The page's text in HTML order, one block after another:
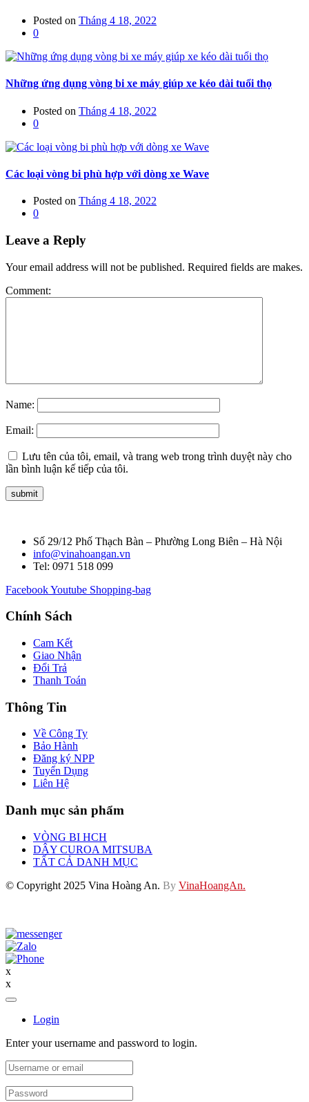
Posted on Tháng 4 18, 2022
0
Những ứng dụng vòng bi xe máy giúp xe kéo dài tuổi thọ
Posted on Tháng 4 18, 2022
0
Các loại vòng bi phù hợp với dòng xe Wave
Posted on Tháng 4 18, 2022
0
Leave a Reply
Your email address will not be published. Required fields are makes.
Comment:
Name:
Email:
Lưu tên của tôi, email, và trang web trong trình duyệt này cho
lần bình luận kế tiếp của tôi.
Số 29/12 Phố Thạch Bàn – Phường Long Biên – Hà Nội
info@vinahoangan.vn
Tel: 0971 518 099
FacebookYoutube Shopping-bag
Chính Sách
Cam Kết
Giao Nhận
Đổi Trả
Thanh Toán
Thông Tin
Về Công Ty
Bảo Hành
Đăng ký NPP
Tuyển Dụng
Liên Hệ
Danh mục sản phẩm
VÒNG BI HCH
DÂY CUROA MITSUBA
TẤT CẢ DANH MỤC
© Copyright 2025 Vina Hoàng An. By VinaHoangAn.
x
x
Login
Enter your username and password to login.